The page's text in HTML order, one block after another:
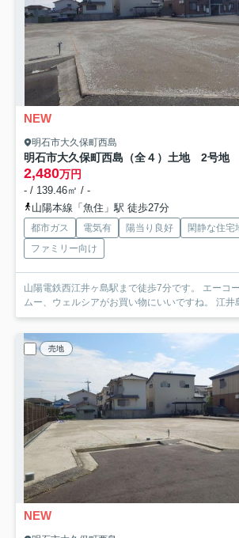
NEW
明石市大久保町西島
明石市大久保町西島（全４）土地 2号地
2,480万円
- / 139.46㎡ / -
山陽本線「魚住」駅 徒歩27分
都市ガス 電気有 陽当り良好 閑静な住宅
ファミリー向け
山陽電鉄西江井ヶ島駅まで徒歩7分です。 エーコ
ムー、ウェルシアがお買い物にいいですね。 江井
売地
NEW